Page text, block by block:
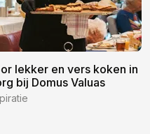
lekker en vers koken in
bij Domus Valuas